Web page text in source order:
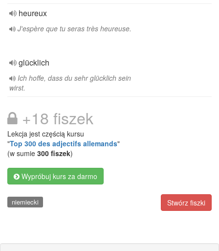
heureux
J'espère que tu seras très heureuse.
glücklich
Ich hoffe, dass du sehr glücklich sein
wirst.
+18 fiszek
Lekcja jest częścią kursu
"Top 300 des adjectifs allemands"
(w sumie 300 fiszek)
Wypróbuj kurs za darmo
Stwórz fiszki
niemiecki